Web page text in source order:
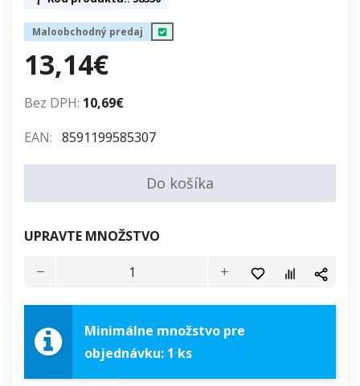
Maloobchodný predaj
13,14€
Bez DPH: 10,69€
EAN: 8591199585307
Do košíka
UPRAVTE MNOŽSTVO
Minimálne množstvo pre
objednávku: 1 ks